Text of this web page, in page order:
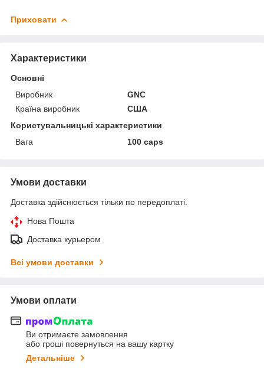
Приховати
Характеристики
Основні
Виробник
GNC
Країна виробник
США
Користувальницькі характеристики
Вага
100 caps
Умови доставки
Доставка здійснюється тільки по передоплаті.
Нова Пошта
Доставка курьером
Всі умови доставки
Умови оплати
Ви отримаєте замовлення
або гроші повернуться на вашу картку
Детальніше